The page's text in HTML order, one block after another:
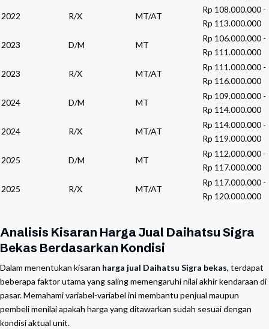
2022 R/X MT/AT
Rp 108.000.000 -
Rp 113.000.000
2023 D/M MT
Rp 106.000.000 -
Rp 111.000.000
2023 R/X MT/AT
Rp 111.000.000 -
Rp 116.000.000
2024 D/M MT
Rp 109.000.000 -
Rp 114.000.000
2024 R/X MT/AT
Rp 114.000.000 -
Rp 119.000.000
2025 D/M MT
Rp 112.000.000 -
Rp 117.000.000
2025 R/X MT/AT
Rp 117.000.000 -
Rp 120.000.000
Analisis Kisaran Harga Jual Daihatsu Sigra
Bekas Berdasarkan Kondisi
Dalam menentukan kisaran harga jual Daihatsu Sigra bekas, terdapat
beberapa faktor utama yang saling memengaruhi nilai akhir kendaraan di
pasar. Memahami variabel-variabel ini membantu penjual maupun
pembeli menilai apakah harga yang ditawarkan sudah sesuai dengan
kondisi aktual unit.